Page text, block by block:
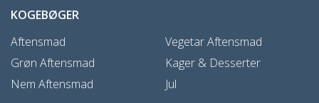
KOGEBØGER
Aftensmad
Grøn Aftensmad
Nem Aftensmad
Vegetar Aftensmad
Kager & Desserter
Jul